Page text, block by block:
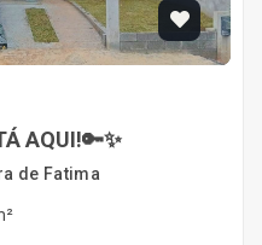
AQUI!🔑✨
de Fatima